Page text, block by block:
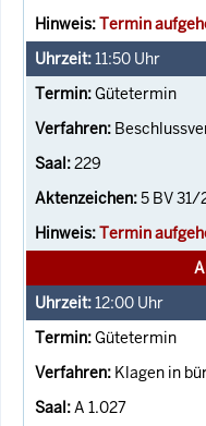
Termin
11:50 Uhr
Gütetermin
229
5 BV 31/
Termin
12:00 Uhr
Gütetermin
Klagen in
A 1.027